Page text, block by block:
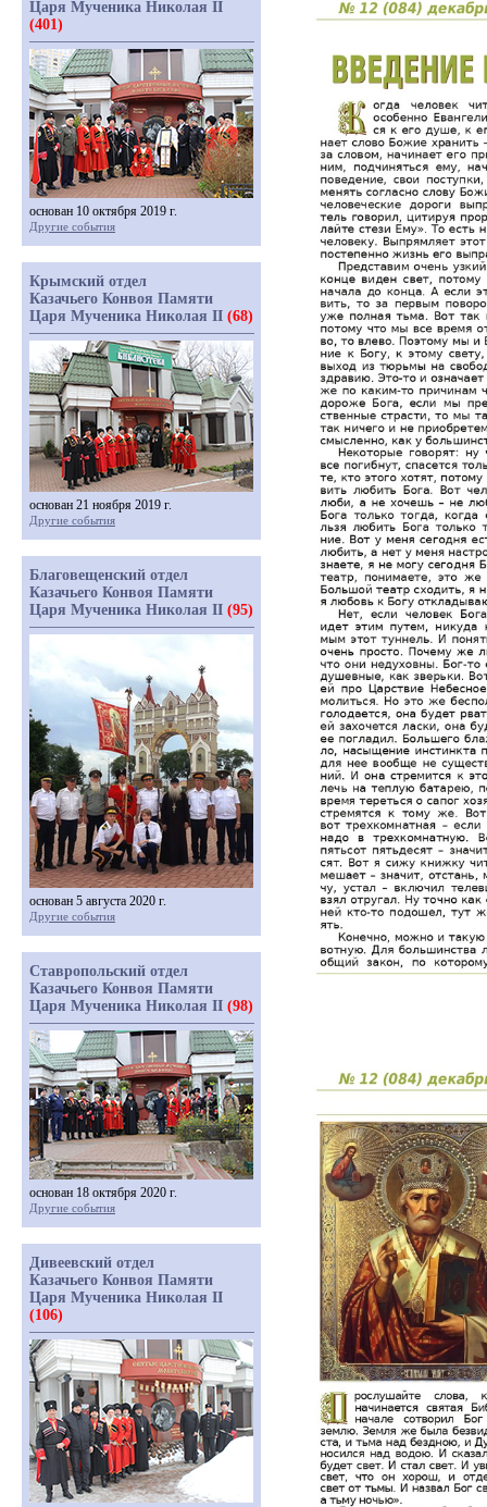
Царя Мученика Николая II
(401)
основан 10 октября 2019 г.
Другие события
Крымский отдел
Казачьего Конвоя Памяти
Царя Мученика Николая II (68)
основан 21 ноября 2019 г.
Другие события
Благовещенский отдел
Казачьего Конвоя Памяти
Царя Мученика Николая II (95)
основан 5 августа 2020 г.
Другие события
Ставропольский отдел
Казачьего Конвоя Памяти
Царя Мученика Николая II (98)
основан 18 октября 2020 г.
Другие события
Дивеевский отдел
Казачьего Конвоя Памяти
Царя Мученика Николая II
(106)